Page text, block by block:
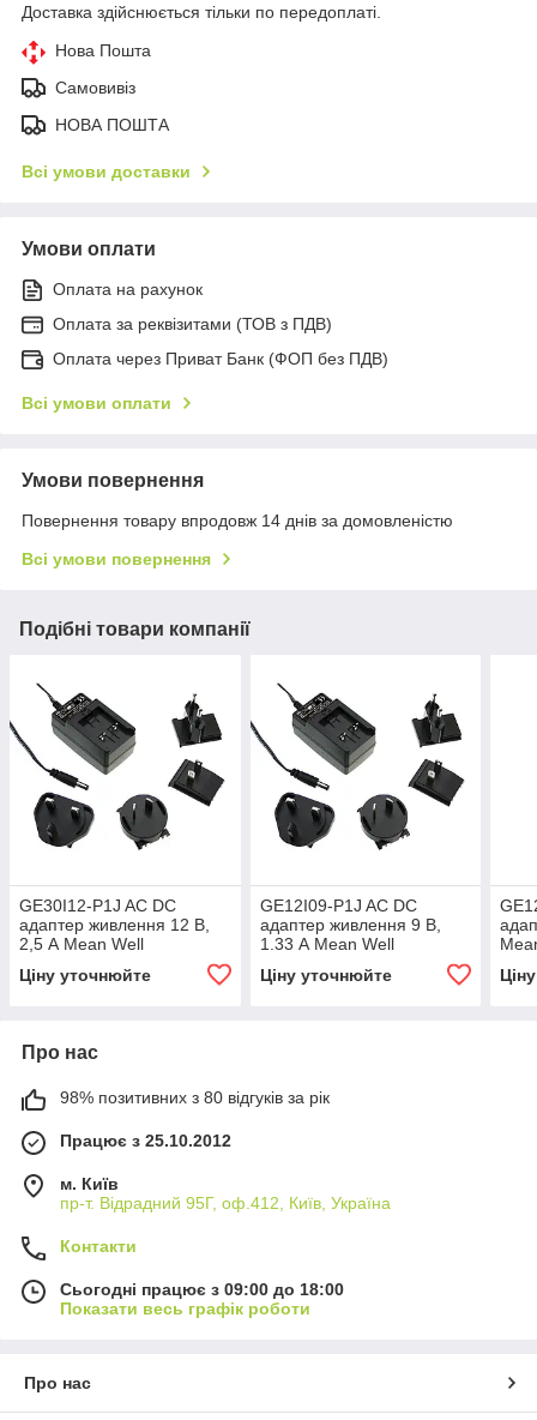
Доставка здійснюється тільки по передоплаті.
Нова Пошта
Самовивіз
НОВА ПОШТА
Всі умови доставки
Умови оплати
Оплата на рахунок
Оплата за реквізитами (ТОВ з ПДВ)
Оплата через Приват Банк (ФОП без ПДВ)
Всі умови оплати
Умови повернення
Повернення товару впродовж 14 днів за домовленістю
Всі умови повернення
Подібні товари компанії
GE30I12-P1J AC DC
адаптер живлення 12 В,
2,5 А Mean Well
Ціну уточнюйте
GE12I09-P1J AC DC
адаптер живлення 9 В,
1.33 А Mean Well
Ціну уточнюйте
Про нас
98% позитивних з 80 відгуків за рік
Працює з 25.10.2012
м. Київ
пр-т. Відрадний 95Г, оф.412, Київ, Україна
Контакти
Сьогодні працює з 09:00 до 18:00
Показати весь графік роботи
Про нас